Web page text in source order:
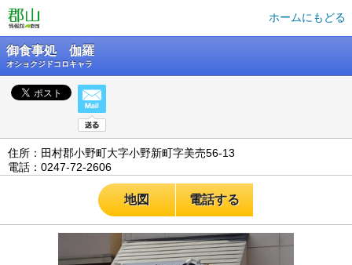
ホームにもどる
御食事処 伽羅
オショクジドコロキャラ
住所：田村郡小野町大字小野新町字美売56-13
電話：0247-72-2606
地図 電話する